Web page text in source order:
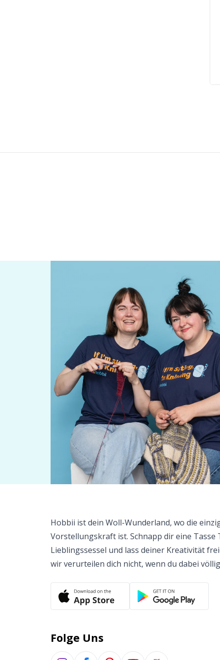
Hobbii ist dein Woll-Wunderland, wo die
Vorstellungskraft ist. Schnapp dir eine Tasse
Lieblingssessel und lass deiner Kreativität
wir verurteilen dich nicht, wenn du dabei
Folge Uns